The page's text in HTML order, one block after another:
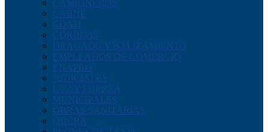
CAMIONEROS
CARNE
COAD
CORREOS
DRAGADO Y BALIZAMIENTO
EMPLEADOS DE COMERCIO
ENAPRO
JUDICIALES
LUZ Y FUERZA
MUNICIPALES
OBRAS SANITARIAS
OUCRA